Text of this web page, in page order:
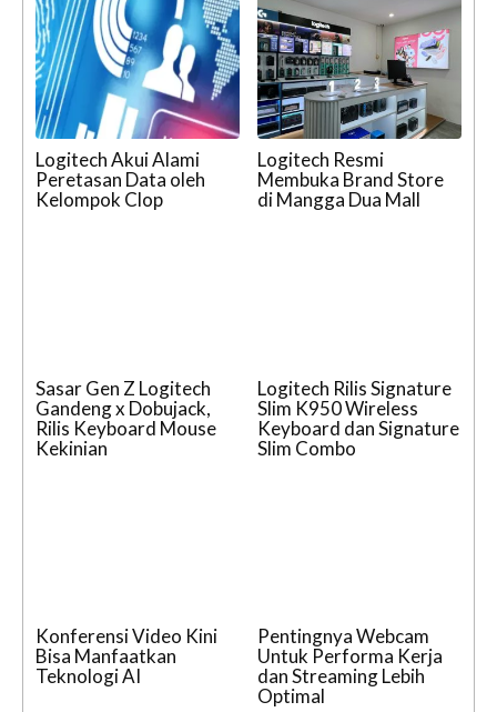
Logitech Akui Alami
Peretasan Data oleh
Kelompok Clop
Logitech Resmi
Membuka Brand Store
di Mangga Dua Mall
Sasar Gen Z Logitech
Gandeng x Dobujack,
Rilis Keyboard Mouse
Kekinian
Logitech Rilis Signature
Slim K950 Wireless
Keyboard dan Signature
Slim Combo
Konferensi Video Kini
Bisa Manfaatkan
Teknologi AI
Pentingnya Webcam
Untuk Performa Kerja
dan Streaming Lebih
Optimal